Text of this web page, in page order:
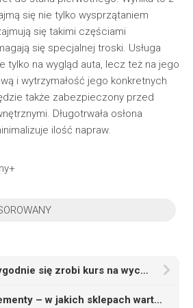
się nie tylko wysprzątaniem
się takimi częściami
się specjalnej troski. Usługa
tylko na wygląd auta, lecz też na jego
i wytrzymałość jego konkretnych
także zabezpieczony przed
Długotrwała osłona
ilość napraw.
Gdzie szybko i wygodnie się zrobi kurs na wychowawce kolonijnego
Odżywki i suplementy – w jakich sklepach warto je kupować